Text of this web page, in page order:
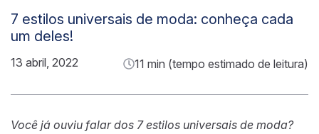
7 estilos universais de moda: conheça cada
um deles!
13 abril, 2022 11 min (tempo estimado de leitura)
Você já ouviu falar dos 7 estilos universais de moda?